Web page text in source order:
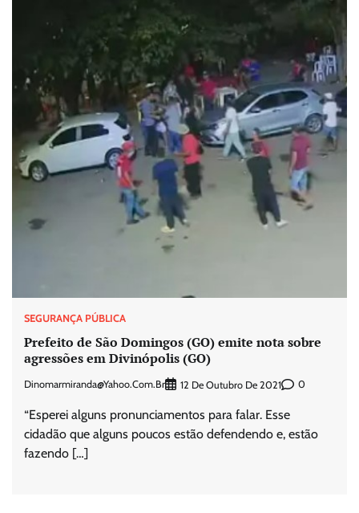
SEGURANÇA PÚBLICA
Prefeito de São Domingos (GO) emite nota sobre
agressões em Divinópolis (GO)
Dinomarmiranda@yahoo.com.br 12 De Outubro De 2021 0
“Esperei alguns pronunciamentos para falar. Esse
cidadão que alguns poucos estão defendendo e, estão
fazendo […]